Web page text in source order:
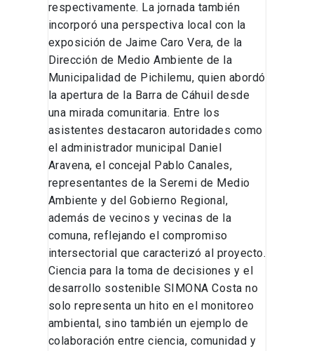
respectivamente. La jornada también
incorporó una perspectiva local con la
exposición de Jaime Caro Vera, de la
Dirección de Medio Ambiente de la
Municipalidad de Pichilemu, quien abordó
la apertura de la Barra de Cáhuil desde
una mirada comunitaria. Entre los
asistentes destacaron autoridades como
el administrador municipal Daniel
Aravena, el concejal Pablo Canales,
representantes de la Seremi de Medio
Ambiente y del Gobierno Regional,
además de vecinos y vecinas de la
comuna, reflejando el compromiso
intersectorial que caracterizó al proyecto.
Ciencia para la toma de decisiones y el
desarrollo sostenible SIMONA Costa no
solo representa un hito en el monitoreo
ambiental, sino también un ejemplo de
colaboración entre ciencia, comunidad y